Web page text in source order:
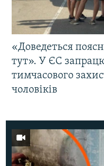
«Доведеться
тут». У ЄС
тимчасового
чоловіків